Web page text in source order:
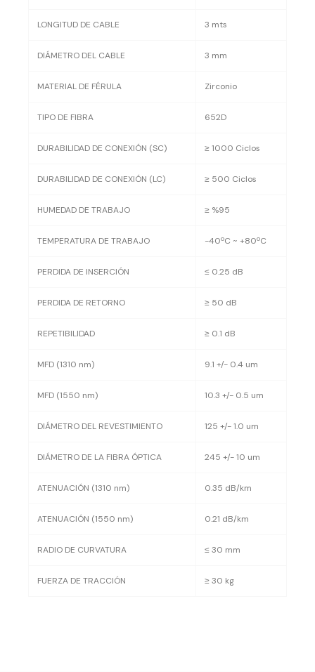
LONGITUD DE CABLE 3 mts
DIÁMETRO DEL CABLE 3 mm
MATERIAL DE FÉRULA Zirconio
TIPO DE FIBRA 652D
DURABILIDAD DE CONEXIÓN (SC) ≥ 1000 Ciclos
DURABILIDAD DE CONEXIÓN (LC) ≥ 500 Ciclos
HUMEDAD DE TRABAJO ≥ %95
TEMPERATURA DE TRABAJO -40ºC ~ +80ºC
PERDIDA DE INSERCIÓN ≤ 0.25 dB
PERDIDA DE RETORNO ≥ 50 dB
REPETIBILIDAD ≥ 0.1 dB
MFD (1310 nm) 9.1 +/- 0.4 um
MFD (1550 nm) 10.3 +/- 0.5 um
DIÁMETRO DEL REVESTIMIENTO 125 +/- 1.0 um
DIÁMETRO DE LA FIBRA ÓPTICA 245 +/- 10 um
ATENUACIÓN (1310 nm) 0.35 dB/km
ATENUACIÓN (1550 nm) 0.21 dB/km
RADIO DE CURVATURA ≤ 30 mm
FUERZA DE TRACCIÓN ≥ 30 kg